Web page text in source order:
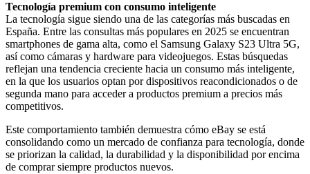
Tecnología premium con consumo inteligente
La tecnología sigue siendo una de las categorías más buscadas en
España. Entre las consultas más populares en 2025 se encuentran
smartphones de gama alta, como el Samsung Galaxy S23 Ultra 5G,
así como cámaras y hardware para videojuegos. Estas búsquedas
reflejan una tendencia creciente hacia un consumo más inteligente,
en la que los usuarios optan por dispositivos reacondicionados o de
segunda mano para acceder a productos premium a precios más
competitivos.
Este comportamiento también demuestra cómo eBay se está
consolidando como un mercado de confianza para tecnología, donde
se priorizan la calidad, la durabilidad y la disponibilidad por encima
de comprar siempre productos nuevos.